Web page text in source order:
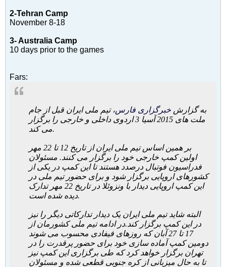
2-Tehran Camp
November 8-18
3- Australia Camp
10 days prior to the games
Fars:
به گزارش خبرگزاری فارس، تیم ملی ایران قبل از جام
ملت های 2015 آسیا 3 اردوی داخلی و خارجی را برگزار
می کند.
بر همین اساس تیم ملی ایران از تاریخ 12 تا 22 مهر
اولین کمپ خارجی خود را برگزار می کنند. مسئولان
فدراسیون فوتبال درصدد هستند تا این کمپ در یکی از
کشورهای اروپایی برگزار شود و برای حضور تیم ملی در
این کمپ اروپایی دیدار با ونزوئلا در تاریخ 22 مهر تدارک
دیده شده است.
البته شاید تیم ملی ایران یک دیدار تدارکاتی دیگر را نیز
در این کمپ برگزار کند.در ادامه تیم ملی کشورمان از
17 تا 27 آبان که روزهای فیفادی محسوب می شوند
دومین کمپ آماده سازی خود برای حضور پرقدرت را در
تهران برگزار خواهد کرد که طی برگزاری این کمپ نیز
تا به حال میزبانی از کره جنوبی قطعی شده و مسئولان